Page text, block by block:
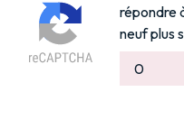
répondre
neuf plus